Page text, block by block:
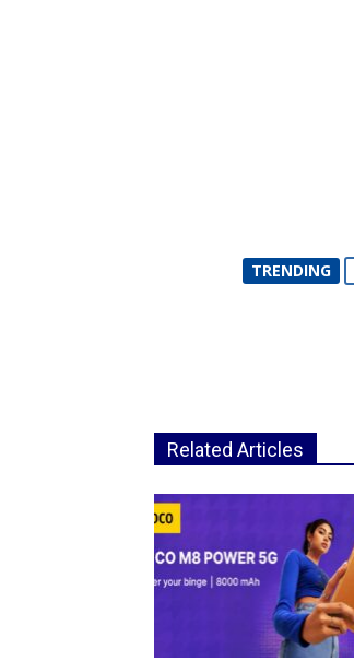
TRENDING
Related Articles